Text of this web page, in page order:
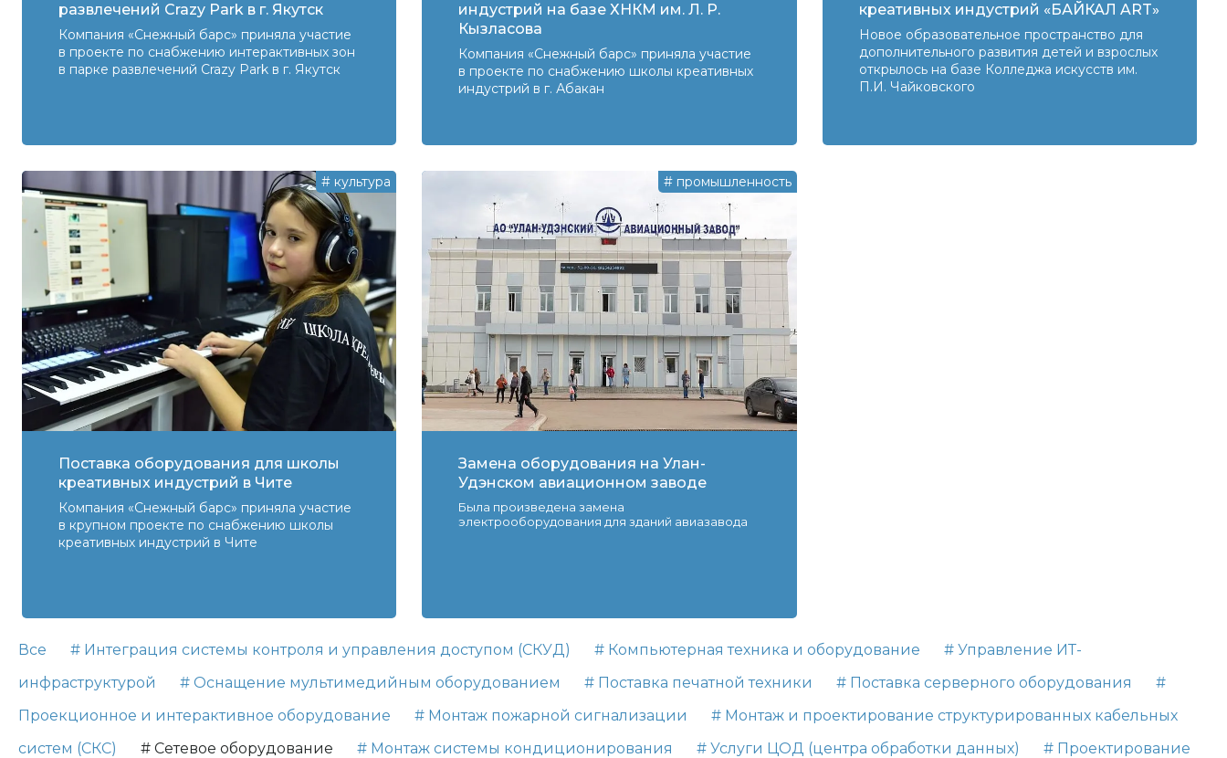
развлечений Crazy Park в г. Якутск
Компания «Снежный барс» приняла участие
в проекте по снабжению интерактивных зон
в парке развлечений Crazy Park в г. Якутск
индустрий на базе ХНКМ им. Л. Р.
Кызласова
Компания «Снежный барс» приняла участие
в проекте по снабжению школы креативных
индустрий в г. Абакан
креативных индустрий «БАЙКАЛ ART»
Новое образовательное пространство для
дополнительного развития детей и взрослых
открылось на базе Колледжа искусств им.
П.И. Чайковского
# культура
Поставка оборудования для школы
креативных индустрий в Чите
Компания «Снежный барс» приняла участие
в крупном проекте по снабжению школы
креативных индустрий в Чите
# промышленность
Замена оборудования на Улан-
Удэнском авиационном заводе
Была произведена замена
электрооборудования для зданий авиазавода
Все # Интеграция системы контроля и управления доступом (СКУД) # Компьютерная техника и оборудование
# Управление ИТ-
инфраструктурой
# Оснащение мультимедийным оборудованием # Поставка печатной техники # Поставка серверного оборудования
#
Проекционное и интерактивное оборудование
# Монтаж пожарной сигнализации
# Монтаж и проектирование структурированных кабельных
систем (СКС)
# Сетевое оборудование # Монтаж системы кондиционирования # Услуги ЦОД (центра обработки данных)
# Проектирование